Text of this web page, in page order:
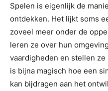
Spelen is eigenlijk de
ontdekken. Het lijkt soms
zoveel meer onder de
leren ze over hun
vaardigheden en stellen
is bijna magisch hoe een
kan bijdragen aan het